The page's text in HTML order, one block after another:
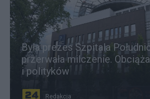
Była prezes Szpitala
przerwała milczenie.
i polityków
Redakcja